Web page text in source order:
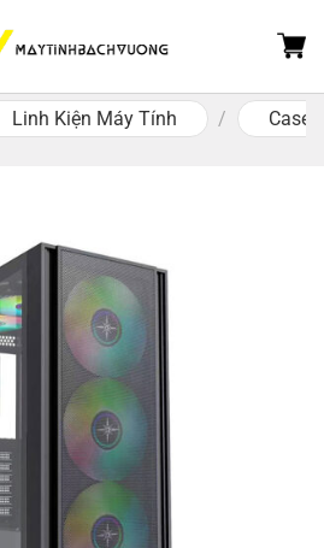
Linh Kiện Máy Tính / Case